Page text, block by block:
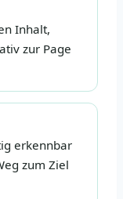
Inhalt,
zur Page
erkennbar
zum Ziel